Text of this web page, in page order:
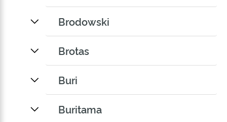
Brodowski
Brotas
Buri
Buritama